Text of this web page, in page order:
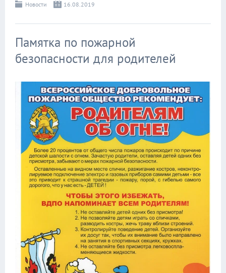
Новости 16.08.2019
Памятка по пожарной
безопасности для родителей